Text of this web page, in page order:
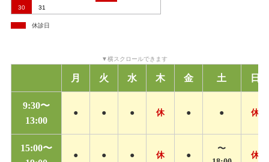
30
31
休診日
月 火 水 木 金 土 日
9:30〜
13:00
● ● ● 休 ● ● 休
15:00〜
● ● ● 休 ●
〜
休